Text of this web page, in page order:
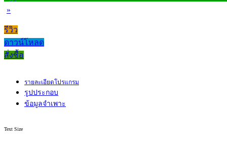
»
รีวิว
ดาวน์โหลด
สั่งซื้อ
รายละเอียดโปรแกรม
รูปประกอบ
ข้อมูลจำเพาะ
Text Size